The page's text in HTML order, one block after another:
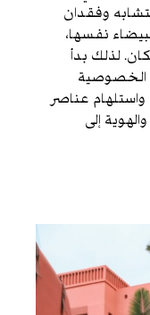
وفقدان
نفسها،
لذلك بدأ
الخصوصية
واستلهام عناصر
إلى